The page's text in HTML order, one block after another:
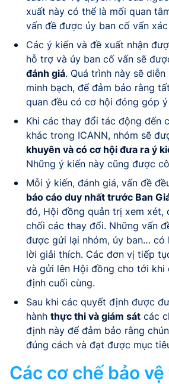
xuất này có thể là mối quan
vấn đề được ủy ban cố vấn
Các ý kiến và đề xuất nhận
hỗ trợ và ủy ban cố vấn sẽ
đánh giá. Quá trình này sẽ
minh bạch, để đảm bảo rằng
quan đều có cơ hội đóng góp ý
Khi các thay đổi tác động đến
khác trong ICANN, nhóm sẽ
khuyên và có cơ hội đưa ra ý
Những ý kiến này cũng được
Mỗi ý kiến, đánh giá, vấn đề
báo cáo duy nhất trước Ban
đó, Hội đồng quản trị xem xét,
chối các thay đổi. Những vấn
được gửi lại nhóm, ủy ban… có
lời giải thích. Các đơn vị tiếp
và gửi lên Hội đồng cho tới khi
định cuối cùng.
Sau khi các quyết định được
hành thực thi và giám sát các
định này để đảm bảo rằng
đúng cách và đạt được mục
Các cơ chế bảo